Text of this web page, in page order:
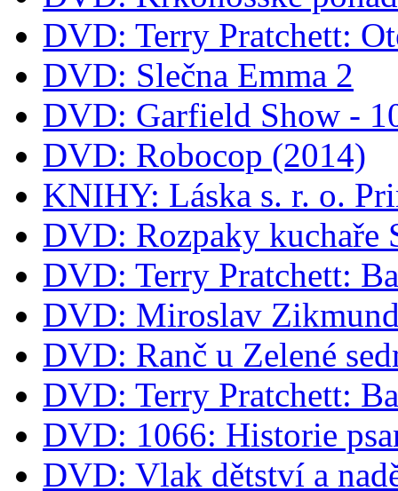
DVD: Terry Pratchett:
DVD: Slečna Emma 2
DVD: Garfield Show -
DVD: Robocop (2014)
KNIHY: Láska s. r. o.
DVD: Rozpaky kuchaře
DVD: Terry Pratchett:
DVD: Miroslav
DVD: Ranč u Zelené
DVD: Terry Pratchett:
DVD: 1066: Historie
DVD: Vlak dětství a